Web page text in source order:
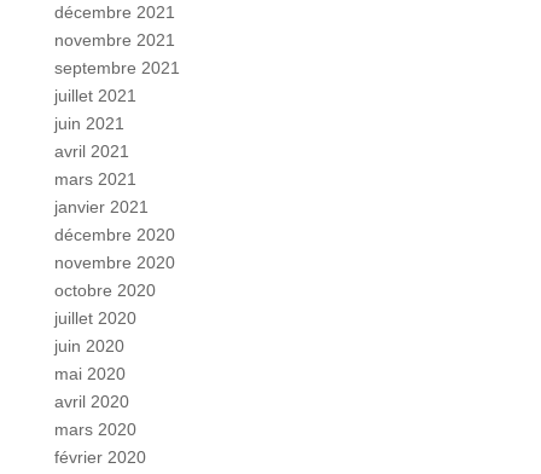
décembre 2021
novembre 2021
septembre 2021
juillet 2021
juin 2021
avril 2021
mars 2021
janvier 2021
décembre 2020
novembre 2020
octobre 2020
juillet 2020
juin 2020
mai 2020
avril 2020
mars 2020
février 2020